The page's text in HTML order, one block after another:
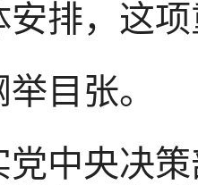
排，这
目张。
党中央决